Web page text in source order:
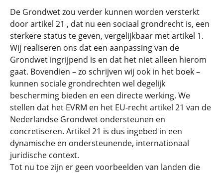
De Grondwet zou verder kunnen worden versterkt
door artikel 21 , dat nu een sociaal grondrecht is, een
sterkere status te geven, vergelijkbaar met artikel 1.
Wij realiseren ons dat een aanpassing van de
Grondwet ingrijpend is en dat het niet alleen hierom
gaat. Bovendien – zo schrijven wij ook in het boek –
kunnen sociale grondrechten wel degelijk
bescherming bieden en een directe werking. We
stellen dat het EVRM en het EU-recht artikel 21 van de
Nederlandse Grondwet ondersteunen en
concretiseren. Artikel 21 is dus ingebed in een
dynamische en ondersteunende, internationaal
juridische context.
Tot nu toe zijn er geen voorbeelden van landen die